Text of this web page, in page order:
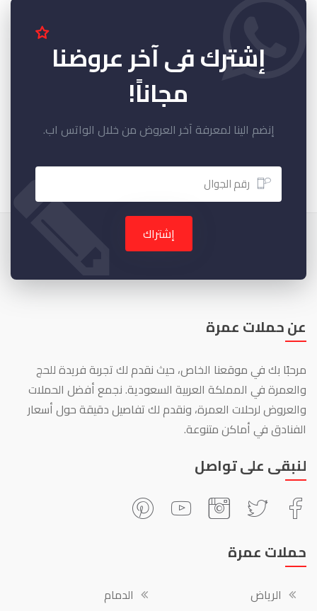
إشترك فى آخر عروضنا
مجاناً!
إنضم الينا لمعرفة آخر العروض من خلال الواتس اب.
إشتراك
عن حملات عمرة
مرحبًا بك في موقعنا الخاص، حيث نقدم لك تجربة فريدة للحج
والعمرة في المملكة العربية السعودية. نجمع أفضل الحملات
والعروض لرحلات العمرة، ونقدم لك تفاصيل دقيقة حول أسعار
الفنادق في أماكن متنوعة.
لنبقى على تواصل
حملات عمرة
الرياض
الدمام